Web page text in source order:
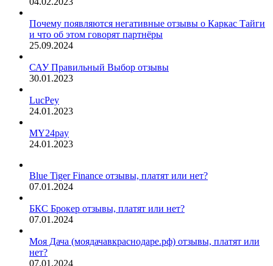
Почему появляются негативные отзывы о Каркас Тайги
и что об этом говорят партнёры
25.09.2024
САУ Правильный Выбор отзывы
30.01.2023
LucPey
24.01.2023
MY24pay
24.01.2023
Blue Tiger Finance отзывы, платят или нет?
07.01.2024
БКС Брокер отзывы, платят или нет?
07.01.2024
Моя Дача (моядачавкраснодаре.рф) отзывы, платят или
нет?
07.01.2024